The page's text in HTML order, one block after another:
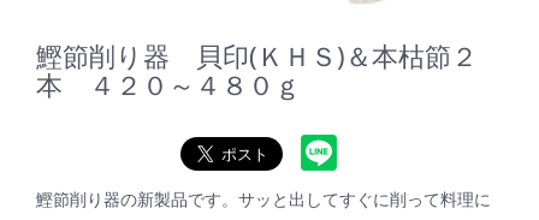
鰹節削り器 貝印(ＫＨＳ)＆本枯節２
本 ４２０～４８０ｇ
鰹節削り器の新製品です。サッと出してすぐに削って料理に